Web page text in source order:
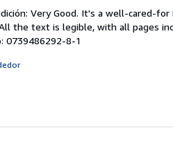
vendedor:
5
de
Very Good. It's a well-cared-
the text is legible, with all pages
0739486292-8-1